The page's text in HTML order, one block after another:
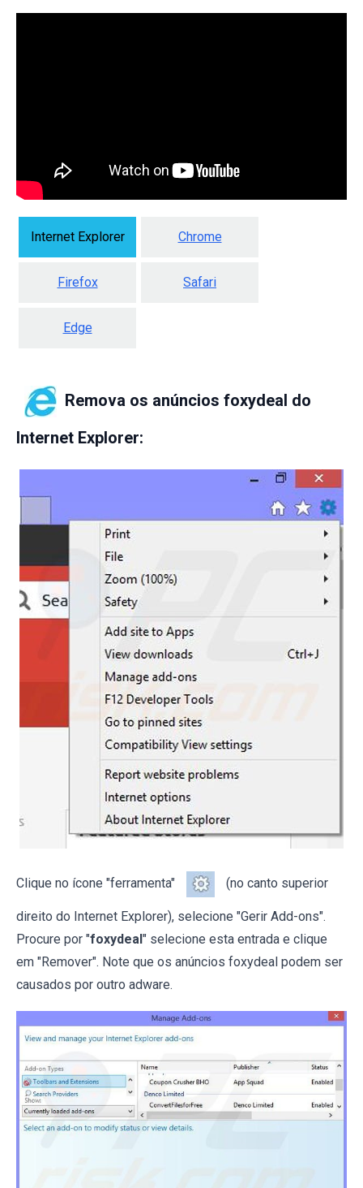
Internet Explorer Chrome
Firefox Safari
Edge
Remova os anúncios foxydeal do
Internet Explorer:
Clique no ícone "ferramenta" (no canto superior
direito do Internet Explorer), selecione "Gerir Add-ons".
Procure por "foxydeal" selecione esta entrada e clique
em "Remover". Note que os anúncios foxydeal podem ser
causados por outro adware.